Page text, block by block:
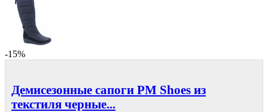
-15%
Демисезонные сапоги РМ Shoes из
текстиля черные...